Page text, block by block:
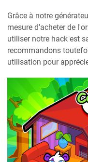
Grâce à notre
mesure d'acheter de
utiliser notre hack est
recommandons
utilisation pour